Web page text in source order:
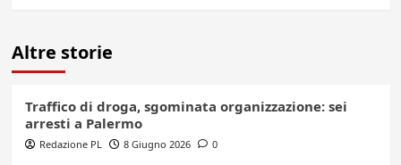
Altre storie
Traffico di droga, sgominata organizzazione: sei
arresti a Palermo
Redazione PL 8 Giugno 2026 0